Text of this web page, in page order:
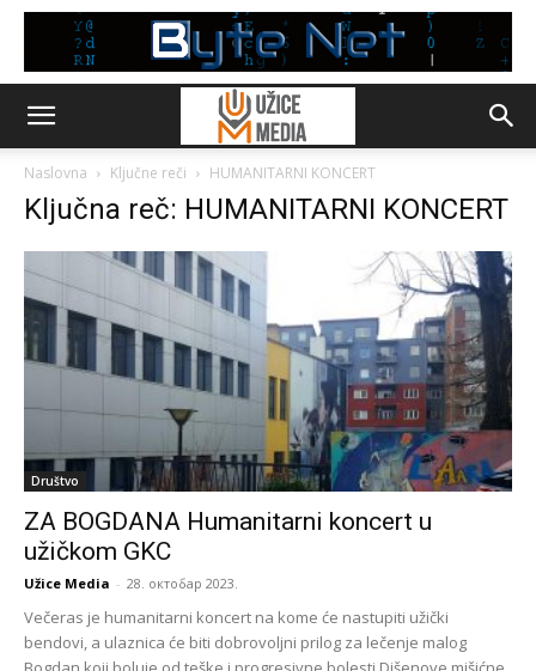
Naslovna Ključne reči HUMANITARNI KONCERT
Ključna reč: HUMANITARNI KONCERT
Društvo
ZA BOGDANA Humanitarni koncert u
užičkom GKC
Užice Media - 28. октобар 2023.
Večeras je humanitarni koncert na kome će nastupiti užički
bendovi, a ulaznica će biti dobrovoljni prilog za lečenje malog